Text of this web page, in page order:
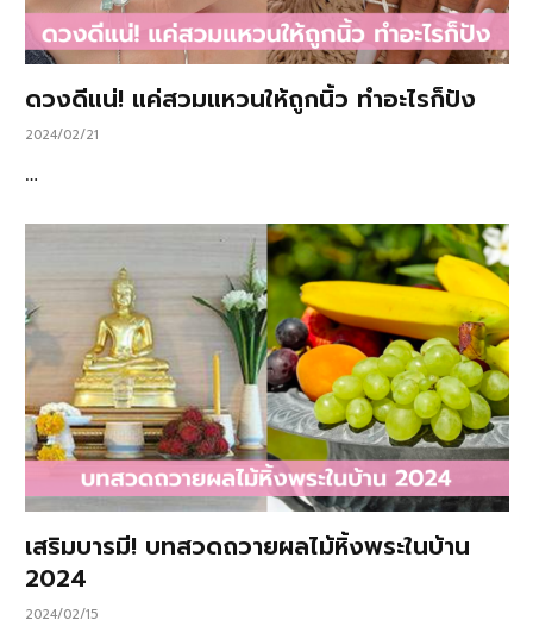
ดวงดีแน่! แค่สวมแหวนให้ถูกนิ้ว ทำอะไรก็ปัง
2024/02/21
…
เสริมบารมี! บทสวดถวายผลไม้หิ้งพระในบ้าน
2024
2024/02/15